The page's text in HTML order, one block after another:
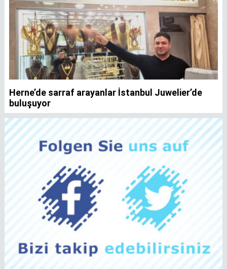
Herne’de sarraf arayanlar İstanbul Juwelier’de
buluşuyor